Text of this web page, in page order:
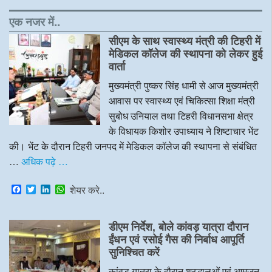
एक नजर में..
सीएम के साथ स्वास्थ्य मंत्री की टिहरी में
मेडिकल कॉलेज की स्थापना को लेकर हुई
वार्ता
मुख्यमंत्री पुष्कर सिंह धामी से आज मुख्यमंत्री
आवास पर स्वास्थ्य एवं चिकित्सा शिक्षा मंत्री
सुबोध उनियाल तथा टिहरी विधानसभा क्षेत्र
के विधायक किशोर उपाध्याय ने शिष्टाचार भेंट
की। भेंट के दौरान टिहरी जनपद में मेडिकल कॉलेज की स्थापना से संबंधित
… अधिक पढ़े …
F
a
e
b
o
o
k
T
w
t
t
e
r
L
k
e
d
I
n
W
t
s
A
p
p
शेयर करे..
डीएम निर्देश, बोले कांवड़ यात्रा दौरान
ईंधन एवं रसोई गैस की निर्बाध आपूर्ति
सुनिश्चित करें